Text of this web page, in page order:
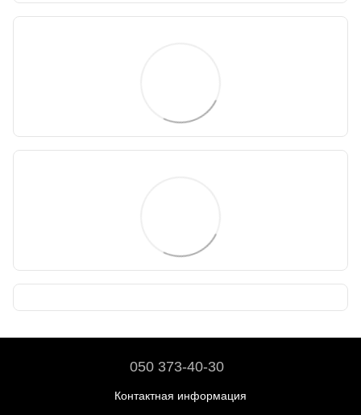
050 373-40-30
Контактная информация